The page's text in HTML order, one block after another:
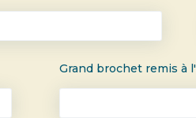
Grand brochet remis à